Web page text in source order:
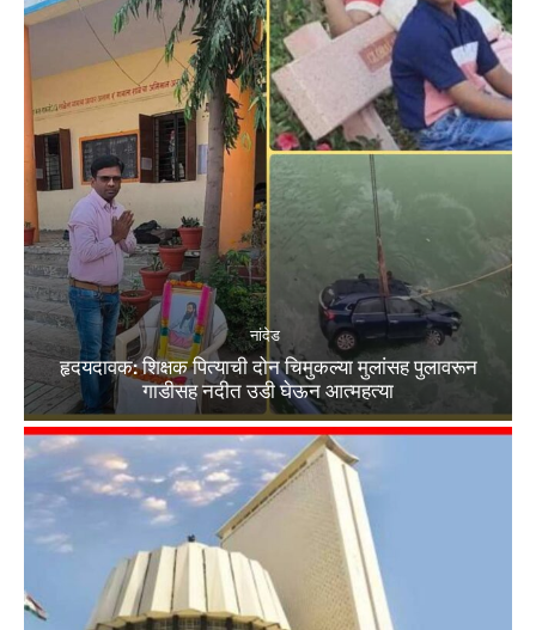
नांदेड
हृदयदावक: शिक्षक पित्याची दोन चिमुकल्या मुलांसह पुलावरून
गाडीसह नदीत उडी घेऊन आत्महत्या